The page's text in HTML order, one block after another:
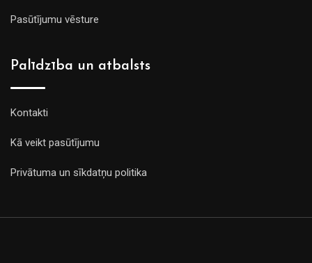
Pasūtījumu vēsture
Palīdzība un atbalsts
Kontakti
Kā veikt pasūtījumu
Privātuma un sīkdatņu politika